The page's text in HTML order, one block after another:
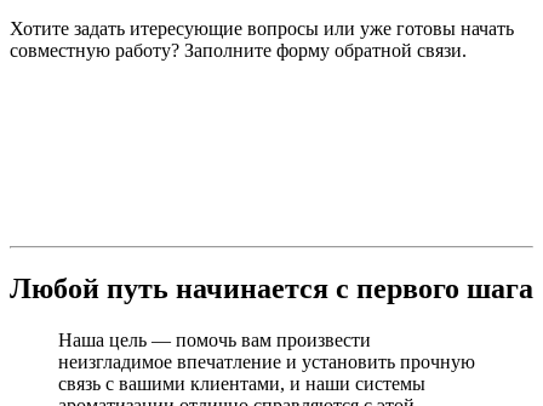
Хотите задать итересующие вопросы или уже готовы начать
совместную работу? Заполните форму обратной связи.
Любой путь начинается с первого шага
Наша цель — помочь вам произвести
неизгладимое впечатление и установить прочную
связь с вашими клиентами, и наши системы